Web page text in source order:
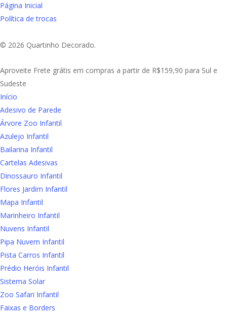
Página Inicial
Política de trocas
© 2026 Quartinho Decorado.
Close
Menu
Aproveite Frete grátis em compras a partir de R$159,90 para Sul e
Sudeste
Início
Adesivo de Parede
Árvore Zoo Infantil
Azulejo Infantil
Bailarina Infantil
Cartelas Adesivas
Dinossauro Infantil
Flores Jardim Infantil
Mapa Infantil
Marinheiro Infantil
Nuvens Infantil
Pipa Nuvem Infantil
Pista Carros Infantil
Prédio Heróis Infantil
Sistema Solar
Zoo Safari Infantil
Faixas e Borders